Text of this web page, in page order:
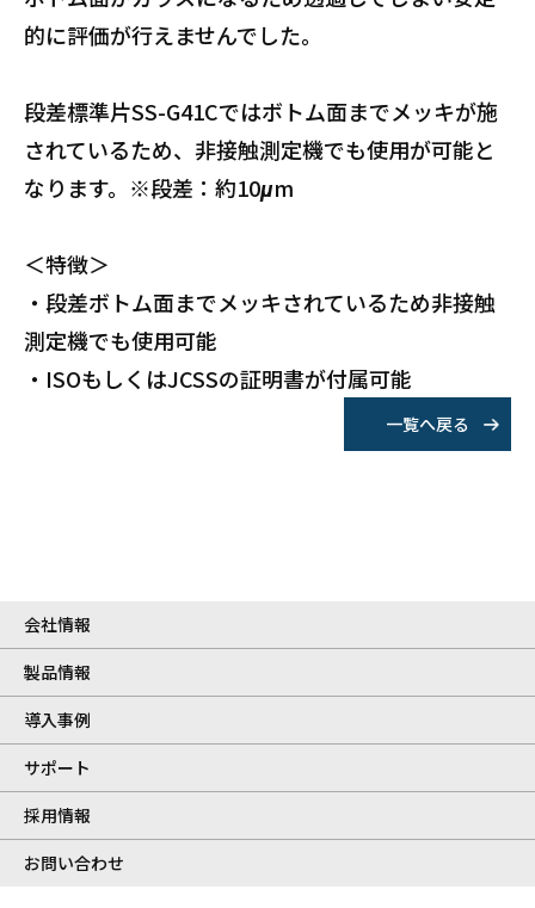
的に評価が行えませんでした。
段差標準片SS-G41Cではボトム面までメッキが施
されているため、非接触測定機でも使用が可能と
なります。※段差：約10μm
＜特徴＞
・段差ボトム面までメッキされているため非接触
測定機でも使用可能
・ISOもしくはJCSSの証明書が付属可能
一覧へ戻る
会社情報
製品情報
導入事例
サポート
採用情報
お問い合わせ